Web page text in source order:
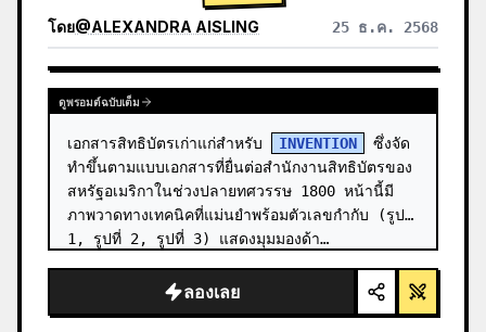
โดย@ALEXANDRA AISLING 25 ธ.ค. 2568
ดูผลลัพธ์จากโมเดลอื่น
ดูพรอมต์ฉบับเต็ม
เอกสารสิทธิบัตรเก่าแก่สำหรับ INVENTION
ซึ่งจัด
ทำขึ้นตามแบบเอกสารที่ยื่นต่อสำนักงานสิทธิบัตรของ
สหรัฐอเมริกาในช่วงปลายทศวรรษ 1800 หน้านี้มี
ภาพวาดทางเทคนิคที่แม่นยำพร้อมตัวเลขกำกับ (รูปที่
1, รูปที่ 2, รูปที่ 3) แสดงมุมมองด้า…
ลองเลย